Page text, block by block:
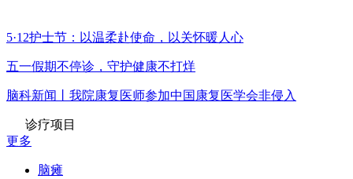
5·12护士节：以温柔赴使命，以关怀暖人心
五一假期不停诊，守护健康不打烊
脑科新闻丨我院康复医师参加中国康复医学会非侵入
诊疗项目
更多
脑瘫